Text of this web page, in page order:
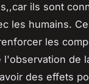
ils sont
les humains.
les
l'observation de
des effets